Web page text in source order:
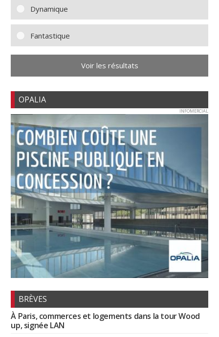
Dynamique
Fantastique
Voir les résultats
OPALIA
INFOMERCIAL
BRÈVES
À Paris, commerces et logements dans la tour Wood
up, signée LAN